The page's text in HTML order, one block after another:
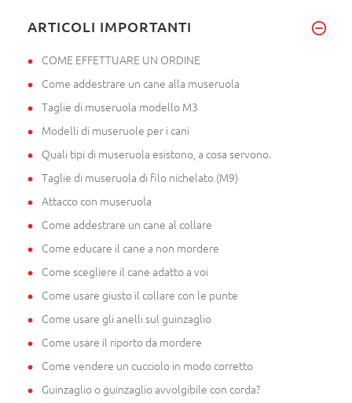
ARTICOLI IMPORTANTI
COME EFFETTUARE UN ORDINE
Come addestrare un cane alla museruola
Taglie di museruola modello M3
Modelli di museruole per i cani
Quali tipi di museruola esistono, a cosa servono.
Taglie di museruola di filo nichelato (M9)
Attacco con museruola
Come addestrare un cane al collare
Come educare il cane a non mordere
Come scegliere il cane adatto a voi
Come usare giusto il collare con le punte
Come usare gli anelli sul guinzaglio
Come usare il riporto da mordere
Come vendere un cucciolo in modo corretto
Guinzaglio o guinzaglio avvolgibile con corda?